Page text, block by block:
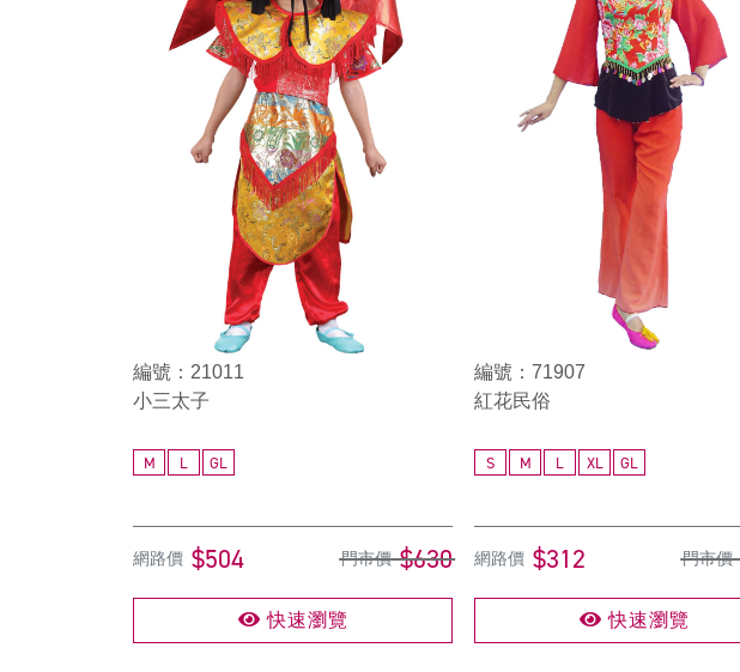
編號：21011
小三太子
M L GL
網路價 $504 門市價 $630
快速瀏覽
編號：71907
紅花民俗
S M L XL GL
網路價 $312 門市價
快速瀏覽